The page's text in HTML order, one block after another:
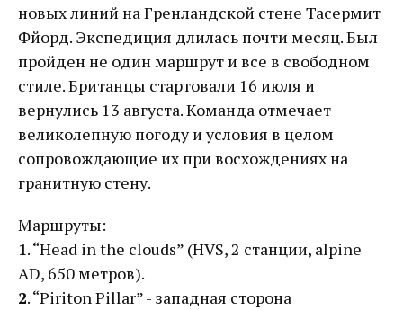
новых линий на Гренландской стене Тасермит
Фйорд. Экспедиция длилась почти месяц. Был
пройден не один маршрут и все в свободном
стиле. Британцы стартовали 16 июля и
вернулись 13 августа. Команда отмечает
великолепную погоду и условия в целом
сопровождающие их при восхождениях на
гранитную стену.
Маршруты:
1. “Head in the clouds” (HVS, 2 станции, alpine
AD, 650 метров).
2. “Piriton Pillar” - западная сторона